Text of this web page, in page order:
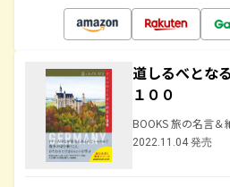
道しるべとな
１００
BOOKS 旅の名言＆
2022.11.04 発売